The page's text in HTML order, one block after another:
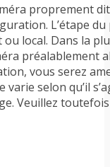
proprement
L’étape
local. Dans la
préalablement
vous serez
selon qu’il
Veuillez